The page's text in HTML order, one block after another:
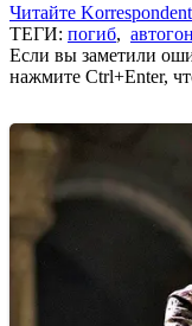
Читайте
ТЕГИ: погиб,
Если вы заметили
нажмите Ctrl+Enter,